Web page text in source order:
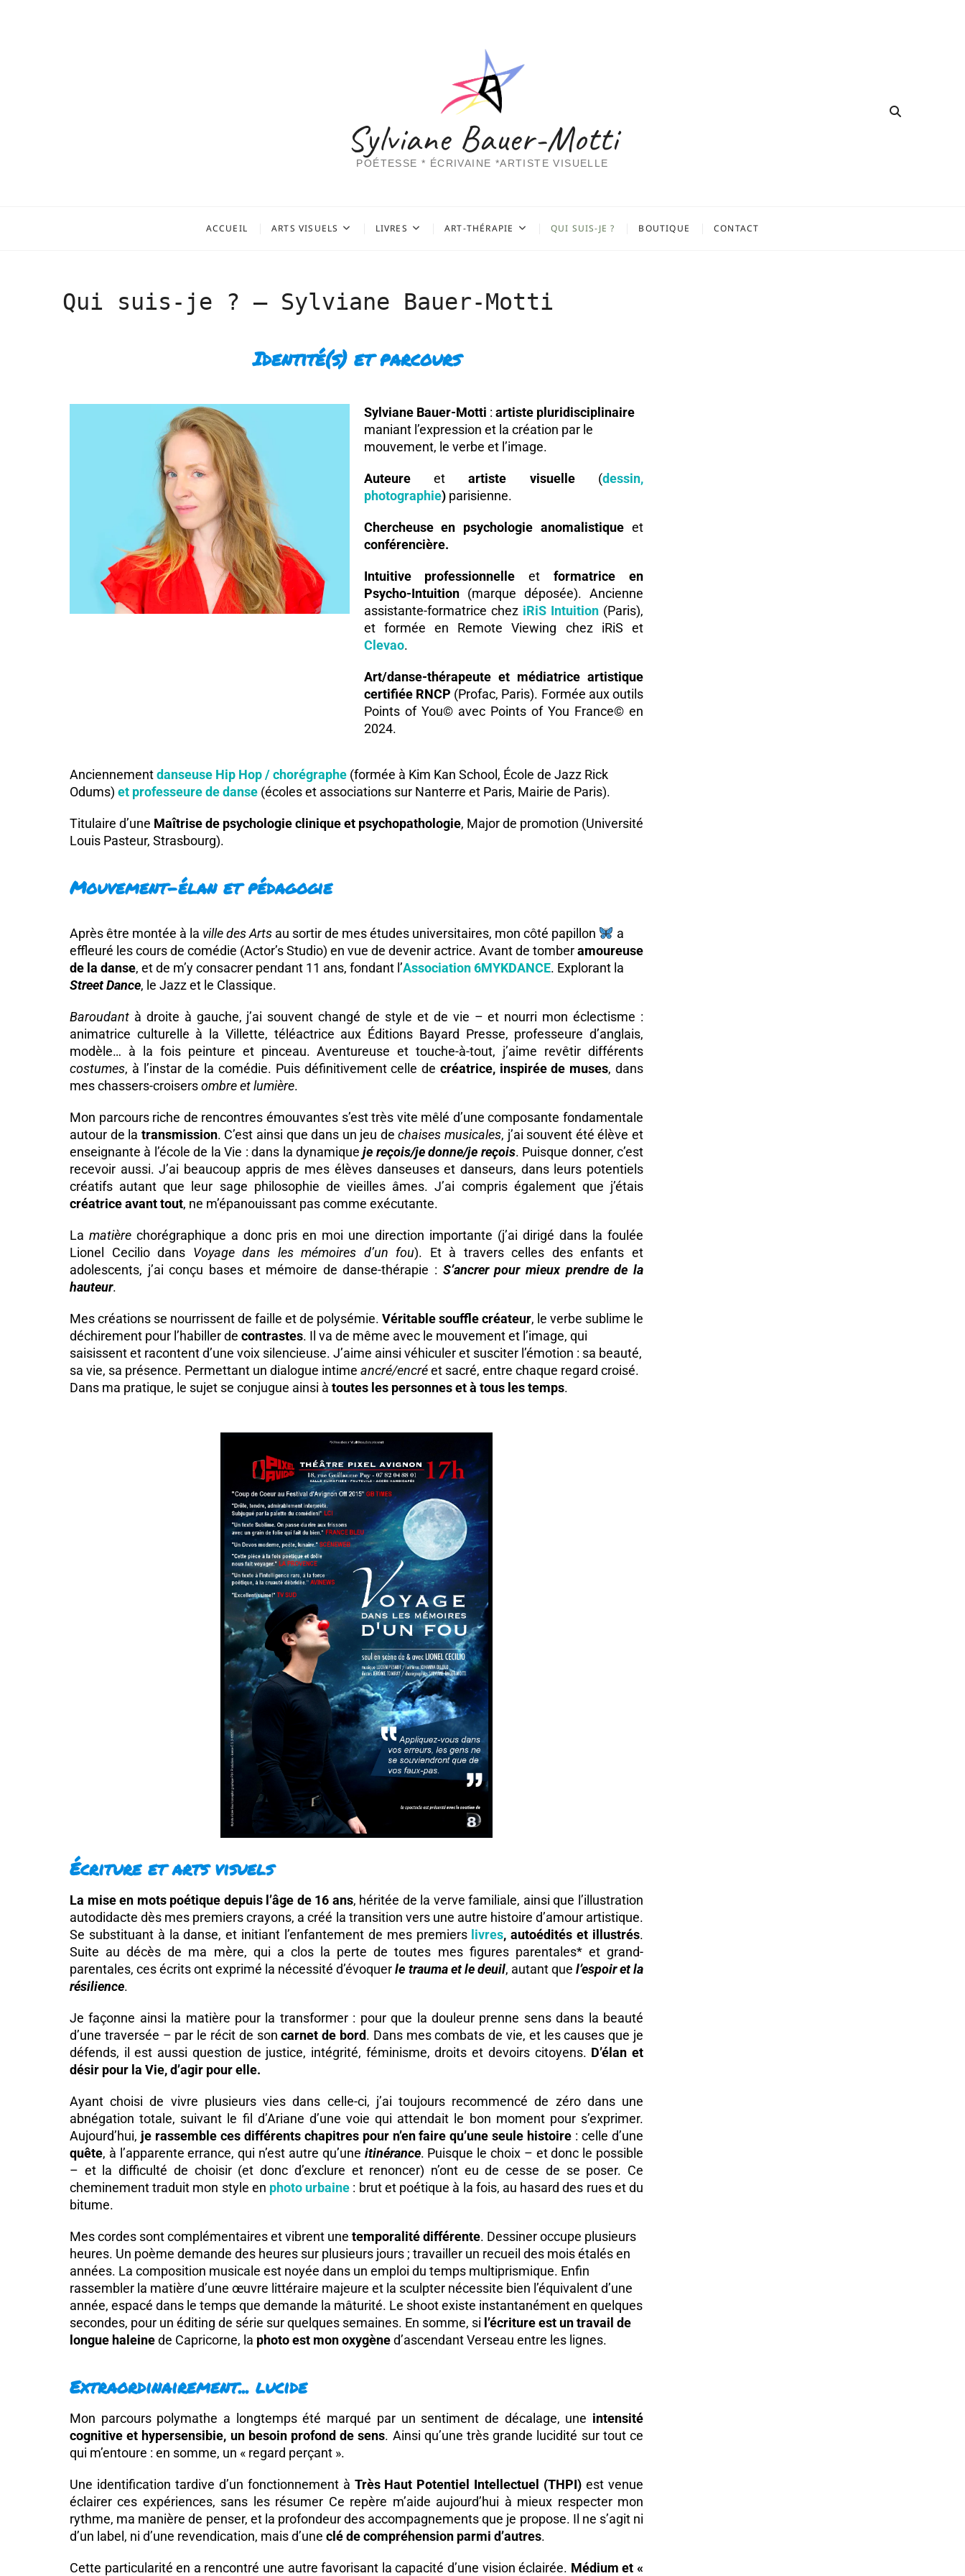
Sylviane Bauer-Motti
POÉTESSE * ÉCRIVAINE *ARTISTE VISUELLE
ACCUEIL ARTS VISUELS LIVRES ART-THÉRAPIE QUI SUIS-JE ? BOUTIQUE CONTACT
Qui suis-je ? – Sylviane Bauer-Motti
Identité(s) et parcours
Sylviane Bauer-Motti : artiste pluridisciplinaire
maniant l’expression et la création par le
mouvement, le verbe et l’image.
Auteure etartiste visuelle(dessin,
photographie)parisienne.
Chercheuse en psychologie anomalistique et
conférencière.
Intuitive professionnelleetformatrice en
Psycho-Intuition (marque déposée). Ancienne
assistante-formatrice chez iRiS Intuition(Paris),
et formée en Remote Viewing chez iRiS et
Clevao.
Art/danse-thérapeute et médiatrice artistique
certifiée RNCP (Profac, Paris). Formée aux outils
Points of You© avec Points of You France© en
2024.
Anciennementdanseuse Hip Hop / chorégraphe (formée à Kim Kan School, École de Jazz Rick
Odums) et professeure de danse (écoles et associations sur Nanterre et Paris, Mairie de Paris).
Titulaire d’une Maîtrise de psychologie clinique et psychopathologie, Major de promotion (Université
Louis Pasteur, Strasbourg).
Mouvement-élan et pédagogie
Après être montée à la ville des Arts au sortir de mes études universitaires, mon côté papillon
a
effleuré les cours de comédie (Actor’s Studio) en vue de devenir actrice. Avant de tomberamoureuse
de la danse, et de m’y consacrer pendant 11 ans, fondant l’Association 6MYKDANCE. Explorant la
Street Dance, le Jazz et le Classique.
Baroudant à droite à gauche, j’ai souvent changé de style et de vie – et nourri mon éclectisme :
animatrice culturelle à la Villette, téléactrice aux Éditions Bayard Presse, professeure d’anglais,
modèle… à la fois peinture et pinceau. Aventureuse et touche-à-tout, j’aime revêtir différents
costumes, à l’instar de la comédie. Puis définitivement celle de créatrice, inspirée de muses, dans
mes chassers-croisersombre et lumière.
Mon parcours riche de rencontres émouvantes s’est très vite mêlé d’une composante fondamentale
autour de la transmission. C’est ainsi que dans un jeu dechaises musicales, j’ai souvent été élève et
enseignante à l’école de la Vie : dans la dynamiqueje reçois/je donne/je reçois. Puisque donner, c’est
recevoir aussi. J’ai beaucoup appris de mes élèves danseuses et danseurs, dans leurs potentiels
créatifs autant que leur sage philosophie de vieilles âmes. J’ai compris également que j’étais
créatrice avant tout, ne m’épanouissant pas comme exécutante.
La matière chorégraphique a donc pris en moi une direction importante (j’ai dirigé dans la foulée
Lionel Cecilio dans Voyage dans les mémoires d’un fou). Et à travers celles des enfants et
adolescents, j’ai conçu bases et mémoire de danse-thérapie : S’ancrer pour mieux prendre de la
hauteur.
Mes créations se nourrissent de faille et de polysémie. Véritable souffle créateur, le verbe sublime le
déchirement pour l’habiller de contrastes. Il va de même avec le mouvement et l’image, qui
saisissent et racontent d’une voix silencieuse. J’aime ainsi véhiculer et susciter l’émotion : sa beauté,
sa vie, sa présence. Permettant un dialogue intime ancré/encréet sacré, entre chaque regard croisé.
Dans ma pratique, le sujet se conjugue ainsi à toutes les personnes et à tous les temps.
Écriture et arts visuels
La mise en mots poétique depuis l’âge de 16 ans, héritée de la verve familiale, ainsi que l’illustration
autodidacte dès mes premiers crayons, a créé la transition vers une autre histoire d’amour artistique.
Se substituant à la danse, et initiant l’enfantement de mes premiers livres, autoédités et illustrés.
Suite au décès de ma mère, qui a clos la perte de toutes mes figures parentales* et grand-
parentales, ces écrits ont exprimé la nécessité d’évoquerle trauma et le deuil, autant que l’espoir et la
résilience.
Je façonne ainsi la matière pour la transformer : pour que la douleur prenne sens dans la beauté
d’une traversée – par le récit de soncarnet de bord. Dans mes combats de vie, et les causes que je
défends, il est aussi question de justice, intégrité, féminisme, droits et devoirs citoyens. D’élan et
désir pour la Vie, d’agir pour elle.
Ayant choisi de vivre plusieurs vies dans celle-ci, j’ai toujours recommencé de zéro dans une
abnégation totale, suivant le fil d’Ariane d’une voie qui attendait le bon moment pour s’exprimer.
Aujourd’hui, je rassemble ces différents chapitres pour n’en faire qu’une seule histoire : celle d’une
quête, à l’apparente errance, qui n’est autre qu’une itinérance. Puisque le choix – et donc le possible
– et la difficulté de choisir (et donc d’exclure et renoncer) n’ont eu de cesse de se poser. Ce
cheminement traduit mon style en photo urbaine : brut et poétique à la fois, au hasard des rues et du
bitume.
Mes cordes sont complémentaires et vibrent une temporalité différente. Dessiner occupe plusieurs
heures. Un poème demande des heures sur plusieurs jours ; travailler un recueil des mois étalés en
années. La composition musicale est noyée dans un emploi du temps multiprismique. Enfin
rassembler la matière d’une œuvre littéraire majeure et la sculpter nécessite bien l’équivalent d’une
année, espacé dans le temps que demande la mâturité. Le shoot existe instantanément en quelques
secondes, pour un éditing de série sur quelques semaines. En somme, si l’écriture est un travail de
longue haleinede Capricorne, la photo est mon oxygèned’ascendant Verseau entre les lignes.
Extraordinairement... lucide
Mon parcours polymathe a longtemps été marqué par un sentiment de décalage, une intensité
cognitive et hypersensibie, un besoin profond de sens. Ainsi qu’une très grande lucidité sur tout ce
qui m’entoure : en somme, un « regard perçant ».
Une identification tardive d’un fonctionnement à Très Haut Potentiel Intellectuel (THPI) est venue
éclairer ces expériences, sans les résumer Ce repère m’aide aujourd’hui à mieux respecter mon
rythme, ma manière de penser, et la profondeur des accompagnements que je propose. Il ne s’agit ni
d’un label, ni d’une revendication, mais d’une clé de compréhension parmi d’autres.
Cette particularité en a rencontré une autre favorisant la capacité d’une vision éclairée. Médium et «